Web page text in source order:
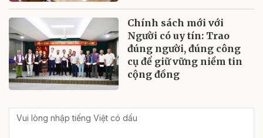
Chính sách mới với
Người có uy tín: Trao
đúng người, đúng công
cụ để giữ vững niềm tin
cộng đồng